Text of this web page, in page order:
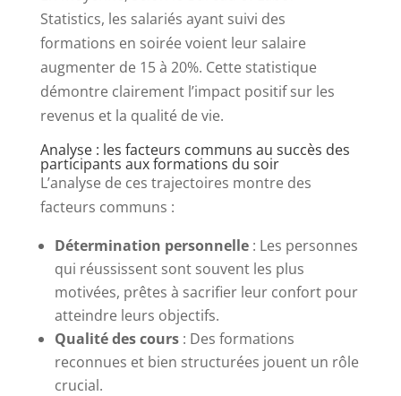
Statistics, les salariés ayant suivi des
formations en soirée voient leur salaire
augmenter de 15 à 20%. Cette statistique
démontre clairement l’impact positif sur les
revenus et la qualité de vie.
Analyse : les facteurs communs au succès des
participants aux formations du soir
L’analyse de ces trajectoires montre des
facteurs communs :
Détermination personnelle: Les personnes
qui réussissent sont souvent les plus
motivées, prêtes à sacrifier leur confort pour
atteindre leurs objectifs.
Qualité des cours: Des formations
reconnues et bien structurées jouent un rôle
crucial.